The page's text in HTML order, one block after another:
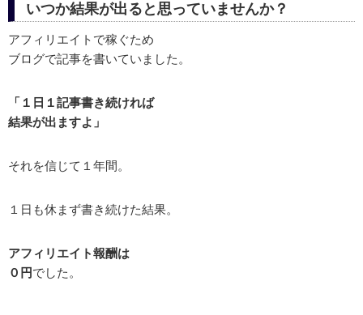
いつか結果が出ると思っていませんか？
アフィリエイトで稼ぐため
ブログで記事を書いていました。
「１日１記事書き続ければ
結果が出ますよ」
それを信じて１年間。
１日も休まず書き続けた結果。
アフィリエイト報酬は
０円でした。